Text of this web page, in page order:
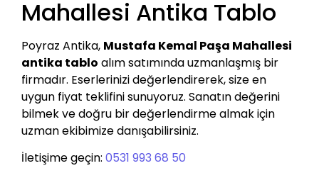
Mahallesi Antika Tablo
Poyraz Antika, Mustafa Kemal Paşa Mahallesi
antika tablo alım satımında uzmanlaşmış bir
firmadır. Eserlerinizi değerlendirerek, size en
uygun fiyat teklifini sunuyoruz. Sanatın değerini
bilmek ve doğru bir değerlendirme almak için
uzman ekibimize danışabilirsiniz.
İletişime geçin: 0531 993 68 50